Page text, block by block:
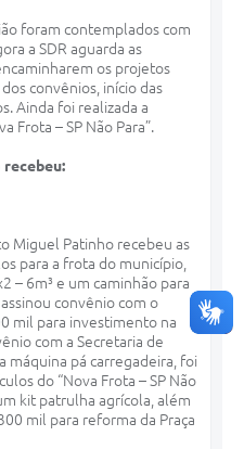
foram contemplados com
a SDR aguarda as
os projetos
convênios, início das
Ainda foi realizada a
Frota – SP Não Para”.
Miguel Patinho recebeu as
para a frota do município,
– 6m³ e um caminhão para
convênio com o
mil para investimento na
com a Secretaria de
máquina pá carregadeira, foi
do “Nova Frota – SP Não
kit patrulha agrícola, além
mil para reforma da Praça